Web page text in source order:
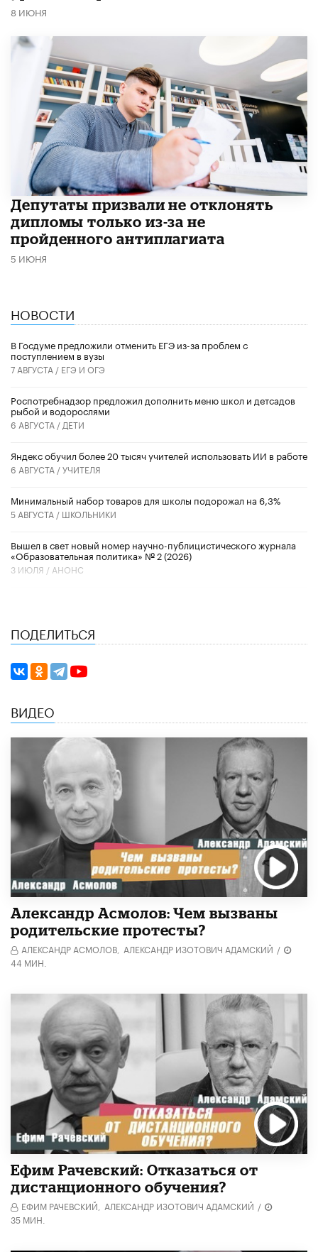
8 ИЮНЯ
Депутаты призвали не отклонять
дипломы только из-за не
пройденного антиплагиата
5 ИЮНЯ
НОВОСТИ
В Госдуме предложили отменить ЕГЭ из-за проблем с
поступлением в вузы
7 АВГУСТА / ЕГЭ И ОГЭ
Роспотребнадзор предложил дополнить меню школ и детсадов
рыбой и водорослями
6 АВГУСТА / ДЕТИ
​Яндекс обучил более 20 тысяч учителей использовать ИИ в работе
6 АВГУСТА /УЧИТЕЛЯ
Минимальный набор товаров для школы подорожал на 6,3%
5 АВГУСТА / ШКОЛЬНИКИ
Вышел в свет новый номер научно-публицистического журнала
«Образовательная политика» № 2 (2026)
3 ИЮЛЯ / АНОНС
ПОДЕЛИТЬСЯ
ВИДЕО
Александр Асмолов: Чем вызваны
родительские протесты?
АЛЕКСАНДР АСМОЛОВ, АЛЕКСАНДР ИЗОТОВИЧ АДАМСКИЙ /
44 МИН.
Ефим Рачевский: Отказаться от
дистанционного обучения?
ЕФИМ РАЧЕВСКИЙ, АЛЕКСАНДР ИЗОТОВИЧ АДАМСКИЙ /
35 МИН.